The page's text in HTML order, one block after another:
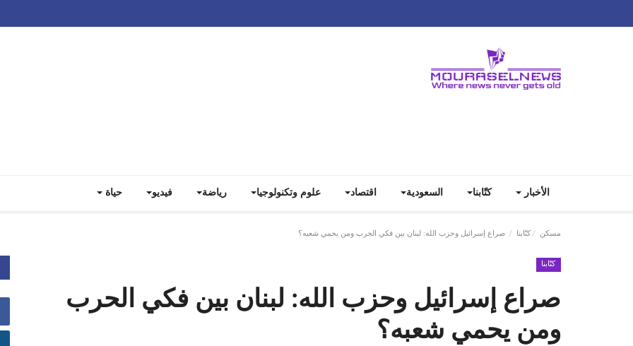
الأخبار كتّابنا السعودية اقتصاد علوم وتكنولوجيا رياضة فيديو حياة
مسكن كتّابنا صراع إسرائيل وحزب الله: لبنان بين فكي الحرب ومن يحمي شعبه؟
كتّابنا
صراع إسرائيل وحزب الله: لبنان بين فكي الحرب
ومن يحمي شعبه؟